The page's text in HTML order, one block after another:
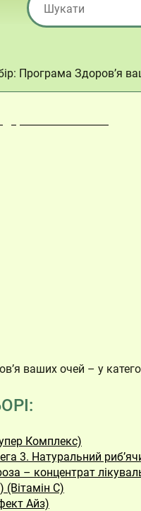
Програма Здоров’я
ваших очей – у
Комплекс)
3. Натуральний
– концентрат
(Вітамін C)
Айз)